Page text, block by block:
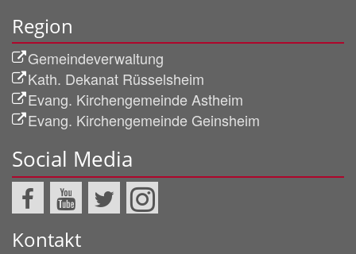
Region
Gemeindeverwaltung
Kath. Dekanat Rüsselsheim
Evang. Kirchengemeinde Astheim
Evang. Kirchengemeinde Geinsheim
Social Media
Kontakt